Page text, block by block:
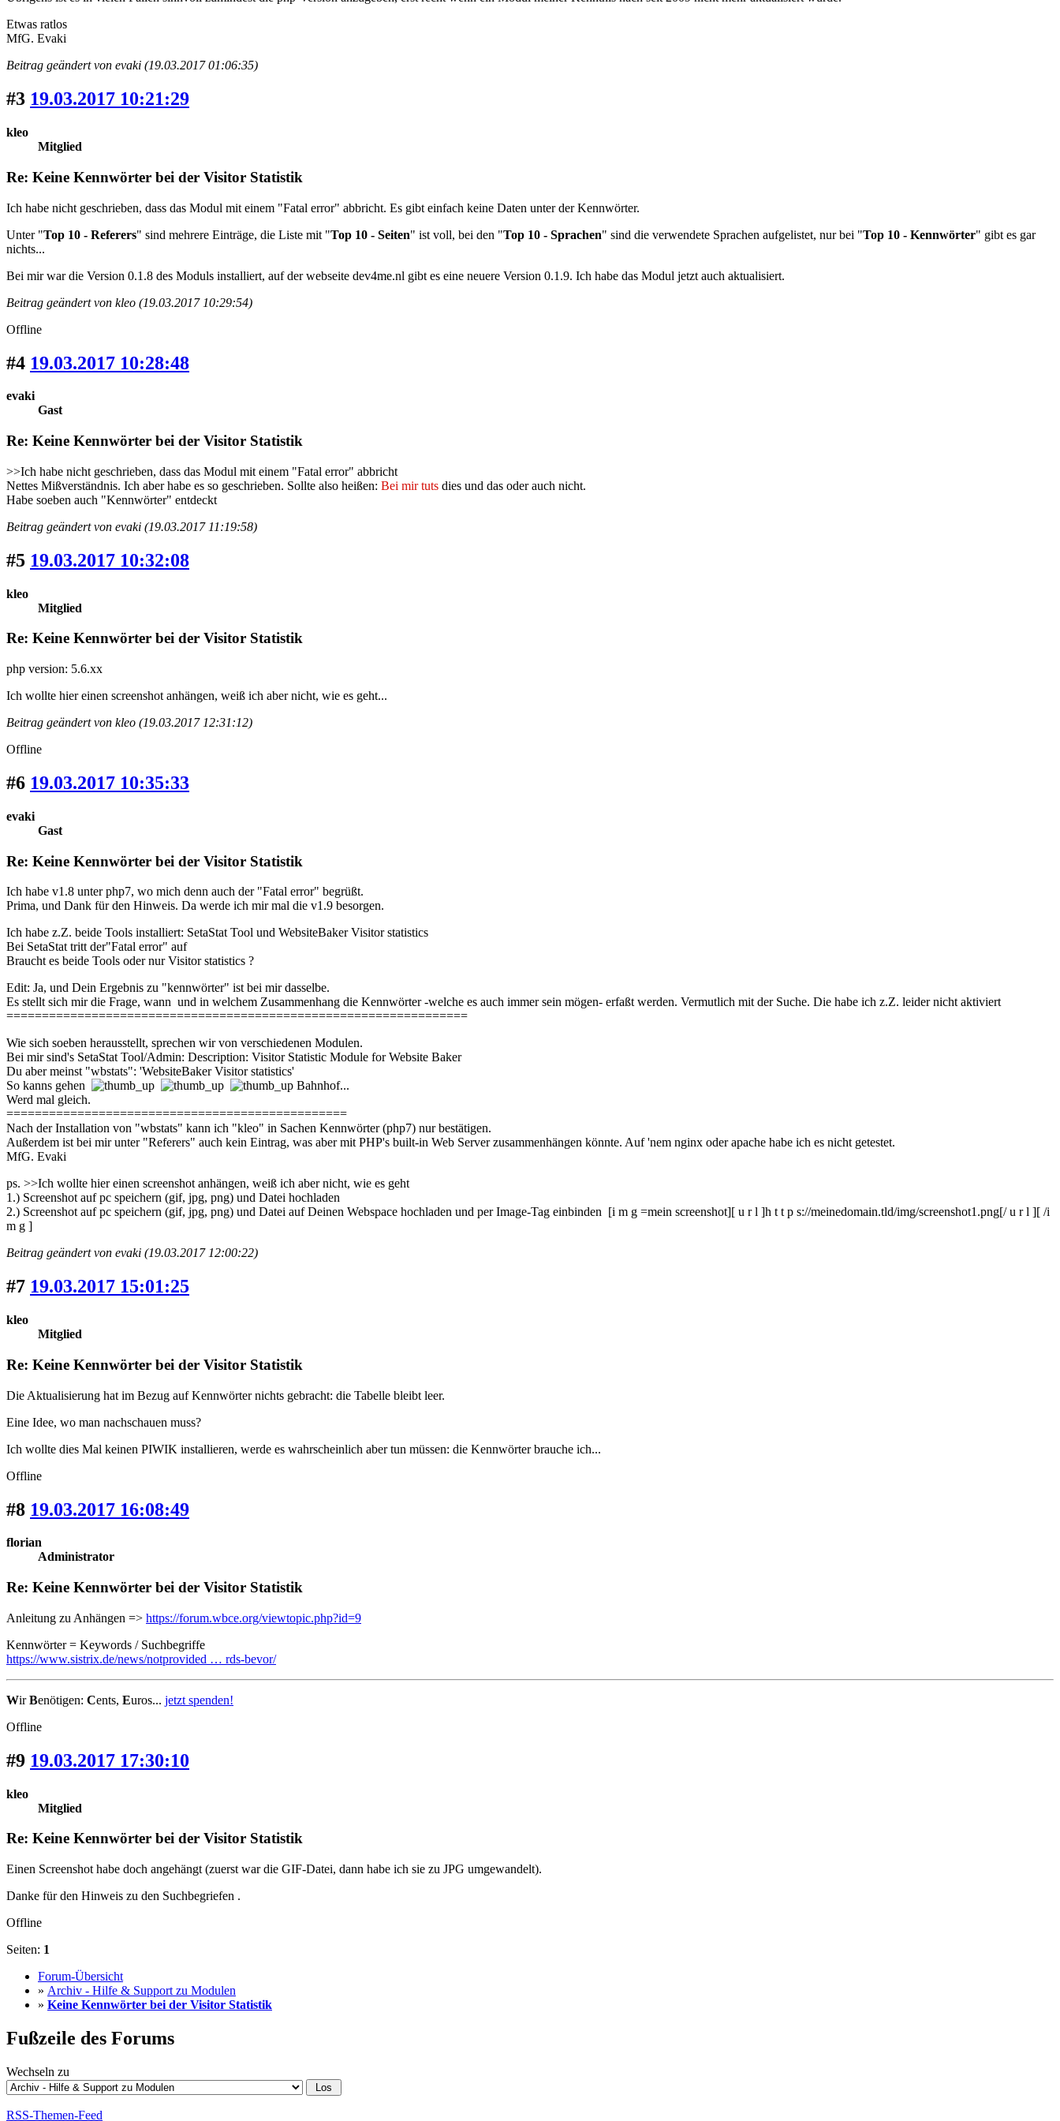
Etwas ratlos
MfG. Evaki
Beitrag geändert von evaki (19.03.2017 01:06:35)
#3 19.03.2017 10:21:29
kleo
Mitglied
Re: Keine Kennwörter bei der Visitor Statistik
Ich habe nicht geschrieben, dass das Modul mit einem "Fatal error" abbricht. Es gibt einfach keine Daten unter der Kennwörter.
Unter "Top 10 - Referers" sind mehrere Einträge, die Liste mit "Top 10 - Seiten" ist voll, bei den "Top 10 - Sprachen" sind die verwendete Sprachen aufgelistet, nur bei "Top 10 - Kennwörter" gibt es gar
nichts...
Bei mir war die Version 0.1.8 des Moduls installiert, auf der webseite dev4me.nl gibt es eine neuere Version 0.1.9. Ich habe das Modul jetzt auch aktualisiert.
Beitrag geändert von kleo (19.03.2017 10:29:54)
Offline
#4 19.03.2017 10:28:48
evaki
Gast
Re: Keine Kennwörter bei der Visitor Statistik
>>Ich habe nicht geschrieben, dass das Modul mit einem "Fatal error" abbricht
Nettes Mißverständnis. Ich aber habe es so geschrieben. Sollte also heißen: Bei mir tuts dies und das oder auch nicht.
Habe soeben auch "Kennwörter" entdeckt
Beitrag geändert von evaki (19.03.2017 11:19:58)
#5 19.03.2017 10:32:08
kleo
Mitglied
Re: Keine Kennwörter bei der Visitor Statistik
php version: 5.6.xx
Ich wollte hier einen screenshot anhängen, weiß ich aber nicht, wie es geht...
Beitrag geändert von kleo (19.03.2017 12:31:12)
Offline
#6 19.03.2017 10:35:33
evaki
Gast
Re: Keine Kennwörter bei der Visitor Statistik
Ich habe v1.8 unter php7, wo mich denn auch der "Fatal error" begrüßt.
Prima, und Dank für den Hinweis. Da werde ich mir mal die v1.9 besorgen.
Ich habe z.Z. beide Tools installiert: SetaStat Tool und WebsiteBaker Visitor statistics
Bei SetaStat tritt der"Fatal error" auf
Braucht es beide Tools oder nur Visitor statistics ?
Edit: Ja, und Dein Ergebnis zu "kennwörter" ist bei mir dasselbe.
Es stellt sich mir die Frage, wann und in welchem Zusammenhang die Kennwörter -welche es auch immer sein mögen- erfaßt werden. Vermutlich mit der Suche. Die habe ich z.Z. leider nicht aktiviert
=================================================================
Wie sich soeben herausstellt, sprechen wir von verschiedenen Modulen.
Bei mir sind's SetaStat Tool/Admin: Description: Visitor Statistic Module for Website Baker
Du aber meinst "wbstats": 'WebsiteBaker Visitor statistics'
So kanns gehen
Bahnhof...
Werd mal gleich.
================================================
Nach der Installation von "wbstats" kann ich "kleo" in Sachen Kennwörter (php7) nur bestätigen.
Außerdem ist bei mir unter "Referers" auch kein Eintrag, was aber mit PHP's built-in Web Server zusammenhängen könnte. Auf 'nem nginx oder apache habe ich es nicht getestet.
MfG. Evaki
ps. >>Ich wollte hier einen screenshot anhängen, weiß ich aber nicht, wie es geht
1.) Screenshot auf pc speichern (gif, jpg, png) und Datei hochladen
2.) Screenshot auf pc speichern (gif, jpg, png) und Datei auf Deinen Webspace hochladen und per Image-Tag einbinden [i m g =mein screenshot][ u r l ]h t t p s://meinedomain.tld/img/screenshot1.png[/ u r l ][ /i
m g ]
Beitrag geändert von evaki (19.03.2017 12:00:22)
#7 19.03.2017 15:01:25
kleo
Mitglied
Re: Keine Kennwörter bei der Visitor Statistik
Die Aktualisierung hat im Bezug auf Kennwörter nichts gebracht: die Tabelle bleibt leer.
Eine Idee, wo man nachschauen muss?
Ich wollte dies Mal keinen PIWIK installieren, werde es wahrscheinlich aber tun müssen: die Kennwörter brauche ich...
Offline
#8 19.03.2017 16:08:49
florian
Administrator
Re: Keine Kennwörter bei der Visitor Statistik
Anleitung zu Anhängen => https://forum.wbce.org/viewtopic.php?id=9
Kennwörter = Keywords / Suchbegriffe
https://www.sistrix.de/news/notprovided … rds-bevor/
WirBenötigen: Cents, Euros... jetzt spenden!
Offline
#9 19.03.2017 17:30:10
kleo
Mitglied
Re: Keine Kennwörter bei der Visitor Statistik
Einen Screenshot habe doch angehängt (zuerst war die GIF-Datei, dann habe ich sie zu JPG umgewandelt).
Danke für den Hinweis zu den Suchbegriefen .
Offline
Seiten: 1
Forum-Übersicht
» Archiv - Hilfe & Support zu Modulen
» Keine Kennwörter bei der Visitor Statistik
Fußzeile des Forums
Wechseln zu
RSS-Themen-Feed